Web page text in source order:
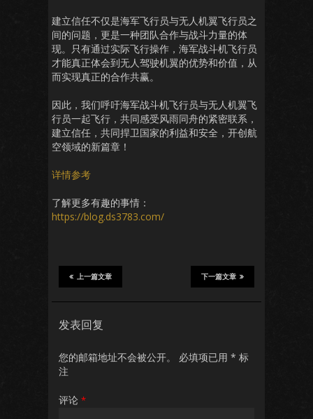
建立信任不仅是海军飞行员与无人机翼飞行员之
间的问题，更是一种团队合作与战斗力量的体
现。只有通过实际飞行操作，海军战斗机飞行员
才能真正体会到无人驾驶机翼的优势和价值，从
而实现真正的合作共赢。
因此，我们呼吁海军战斗机飞行员与无人机翼飞
行员一起飞行，共同感受风雨同舟的紧密联系，
建立信任，共同捍卫国家的利益和安全，开创航
空领域的新篇章！
详情参考
了解更多有趣的事情：
https://blog.ds3783.com/
下一篇文章
上一篇文章
发表回复
您的邮箱地址不会被公开。 必填项已用 * 标
注
评论 *